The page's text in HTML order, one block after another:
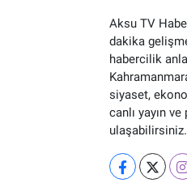
Aksu TV
dakika
habercilik
siyaset,
canlı yayın
ulaşabilirsiniz.